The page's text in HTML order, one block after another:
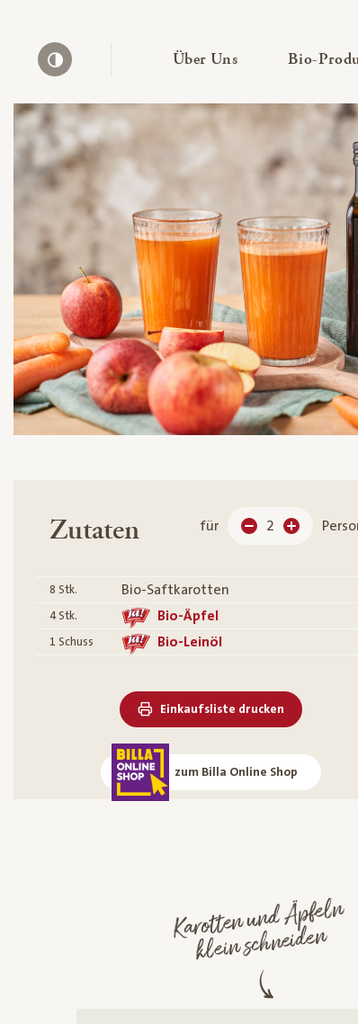
Über Uns— Untermenü
Bio-
Zutaten für 2
8 Stk. Bio-Saftkarotten
4 Stk. Bio-Äpfel
1 Schuss Bio-Leinöl
Einkaufsliste drucken
zum Billa Online Shop
Karotten und Äpfeln
klein schneiden